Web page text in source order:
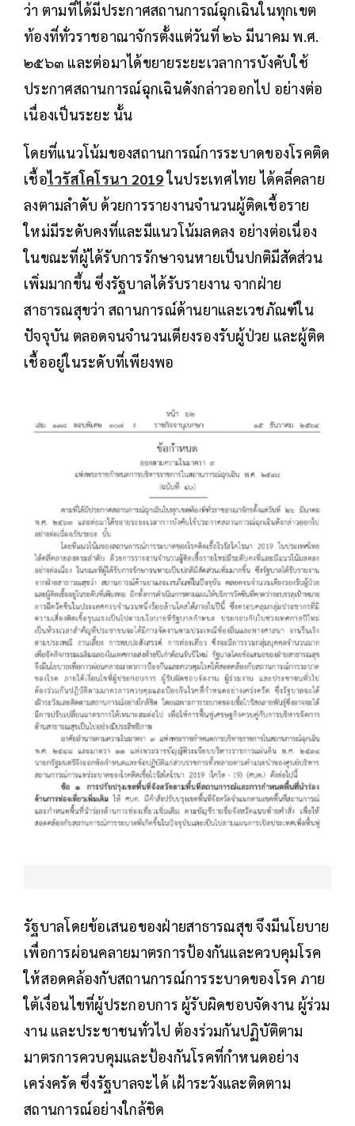
ว่า ตามที่ได้มีประกาศสถานการณ์ฉุกเฉินในทุกเขต
ท้องที่ทั่วราชอาณาจักรตั้งแต่วันที่ ๒๖ มีนาคม พ.ศ.
๒๕๖๓ และต่อมาได้ขยายระยะเวลาการบังคับใช้
ประกาศสถานการณ์ฉุกเฉินดังกล่าวออกไป อย่างต่อ
เนื่องเป็นระยะ นั้น
โดยที่แนวโน้มของสถานการณ์การระบาดของโรคติด
เชื้อไวรัสโคโรนา 2019ในประเทศไทย ได้คลี่คลาย
ลงตามลำดับ ด้วยการรายงานจำนวนผู้ติดเชื้อราย
ใหม่มีระดับคงที่และมีแนวโน้มลดลง อย่างต่อเนื่อง
ในขณะที่ผู้ได้รับการรักษาจนหายเป็นปกติมีสัดส่วน
เพิ่มมากขึ้น ซึ่งรัฐบาลได้รับรายงาน จากฝ่าย
สาธารณสุขว่า สถานการณ์ด้านยาและเวชภัณฑ์ใน
ปัจจุบัน ตลอดจนจำนวนเตียงรองรับผู้ป่วย และผู้ติด
เชื้ออยู่ในระดับที่เพียงพอ
รัฐบาลโดยข้อเสนอของฝ่ายสาธารณสุข จึงมีนโยบาย
เพื่อการผ่อนคลายมาตรการป้องกันและควบคุมโรค
ให้สอดคล้องกับสถานการณ์การระบาดของโรค ภาย
ใต้เงื่อนไขที่ผู้ประกอบการ ผู้รับผิดชอบจัดงาน ผู้ร่วม
งาน และประชาชนทั่วไป ต้องร่วมกันปฏิบัติตาม
มาตรการควบคุมและป้องกันโรคที่กำหนดอย่าง
เคร่งครัด ซึ่งรัฐบาลจะได้ เฝ้าระวังและติดตาม
สถานการณ์อย่างใกล้ชิด